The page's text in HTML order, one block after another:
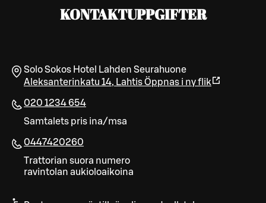
KONTAKTUPPGIFTER
Solo Sokos Hotel Lahden Seurahuone
Aleksanterinkatu 14, LahtisÖppnas i ny flik
020 1234 654
Samtalets pris ina/msa
0447420260
Trattorian suora numero
ravintolan aukioloaikoina